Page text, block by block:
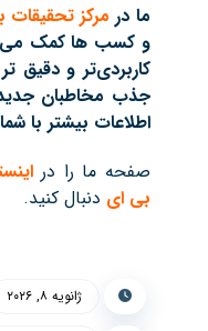
ما در مرکز تحقیقات
و کسب ها کمک می
کاربردی‌تر و دقیق تر
جذب مخاطبان
اطلاعات بیشتر با
صفحه ما را در
بی ای دنبال کنید.
ژانویه ۸, ۲۰۲۶